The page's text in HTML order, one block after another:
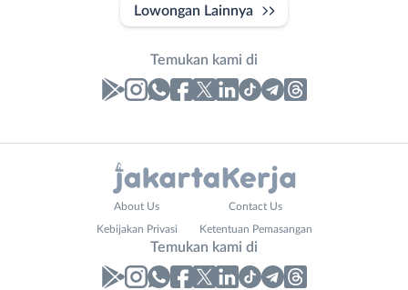
Lowongan Lainnya
Temukan kami di
About Us Contact Us
Kebijakan Privasi Ketentuan Pemasangan
Temukan kami di